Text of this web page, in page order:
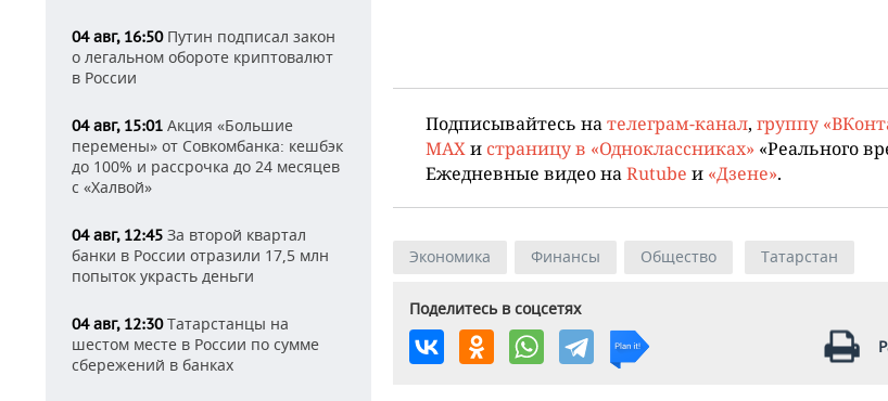
04 авг, 16:50Путин подписал закон
о легальном обороте криптовалют
в России
04 авг, 15:01 Акция «Большие
перемены» от Совкомбанка: кешбэк
до 100% и рассрочка до 24 месяцев
с «Халвой»
04 авг, 12:45 За второй квартал
банки в России отразили 17,5 млн
попыток украсть деньги
04 авг, 12:30Татарстанцы на
шестом месте в России по сумме
сбережений в банках
Подписывайтесь на телеграм-канал, группу
MAX и страницу в «Одноклассниках» «Реального
Ежедневные видео на Rutube и «Дзене».
Экономика Финансы Общество Татарстан
Поделитесь в соцсетях